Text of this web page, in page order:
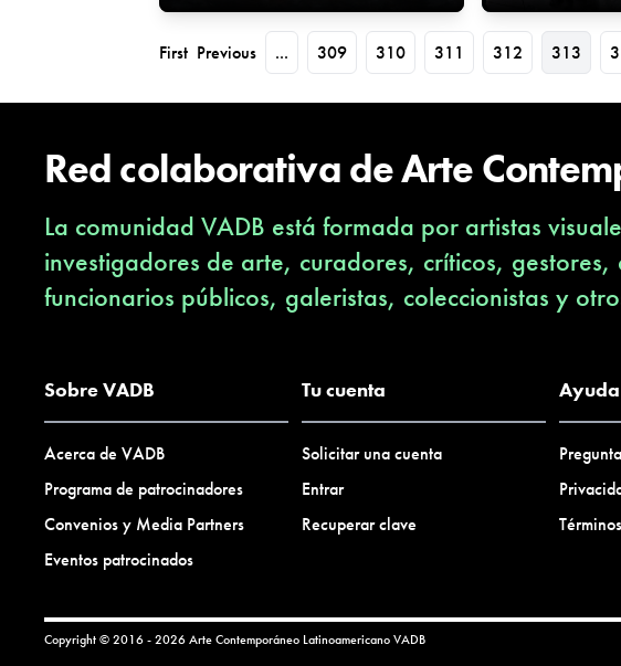
First Previous ... 309 310 311 312 313
Red colaborativa de Arte
La comunidad VADB está formada por artistas
investigadores de arte, curadores, críticos,
funcionarios públicos, galeristas, coleccionistas y
Sobre VADB
Acerca de VADB
Programa de patrocinadores
Convenios y Media Partners
Eventos patrocinados
Tu cuenta
Solicitar una cuenta
Entrar
Recuperar clave
Términos
Copyright © 2016 - 2026 Arte Contemporáneo LatinoamericanoVADB